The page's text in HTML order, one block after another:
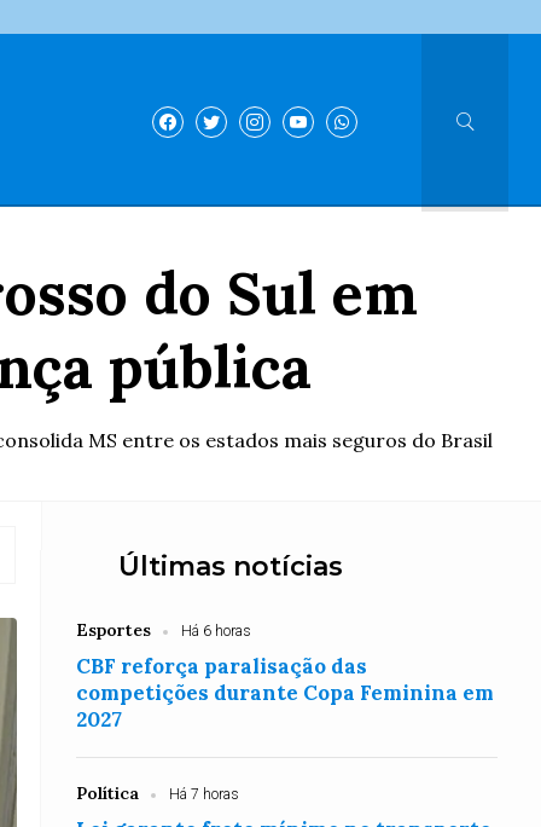
do Sul em
pública
MS entre os estados mais seguros do Brasil
Últimas notícias
Esportes Há 6 horas
CBF reforça paralisação das
competições durante Copa Feminina em
2027
Política Há 7 horas